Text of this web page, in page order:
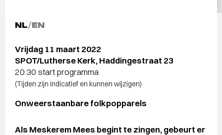
NL/EN
Vrijdag 11 maart 2022
SPOT/Lutherse Kerk, Haddingestraat 23
20:30 start programma
(Tijden zijn indicatief en kunnen wijzigen)
Onweerstaanbare folkpopparels
Als Meskerem Mees begint te zingen, gebeurt er